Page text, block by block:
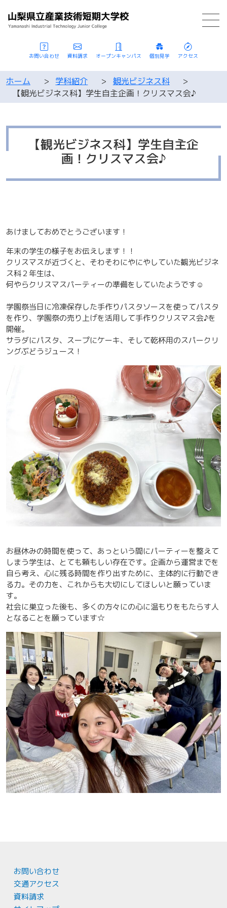
お問い合わせ 資料請求 オープンキャンパス 個別見学 アクセス
ホーム > 学科紹介 > 観光ビジネス科
>
【観光ビジネス科】学生自主企画！クリスマス会♪
【観光ビジネス科】学生自主企
画！クリスマス会♪
あけましておめでとうございます！
年末の学生の様子をお伝えします！！
クリスマスが近づくと、そわそわにやにやしていた観光ビジネ
ス科２年生は、
何やらクリスマスパーティーの準備をしていたようです☺
学園祭当日に冷凍保存した手作りパスタソースを使ってパスタ
を作り、学園祭の売り上げを活用して手作りクリスマス会♪を
開催。
サラダにパスタ、スープにケーキ、そして乾杯用のスパークリ
ングぶどうジュース！
お昼休みの時間を使って、あっという間にパーティーを整えて
しまう学生は、とても頼もしい存在です。企画から運営までを
自ら考え、心に残る時間を作り出すために、主体的に行動でき
る力。その力を、これからも大切にしてほしいと願っていま
す。
社会に巣立った後も、多くの方々にの心に温もりをもたらす人
となることを願っています☆
お問い合わせ
交通アクセス
資料請求